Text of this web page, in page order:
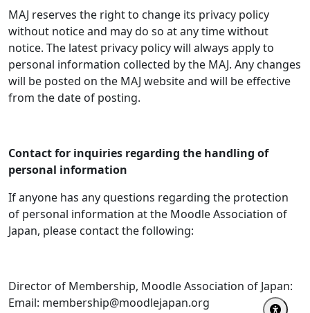
MAJ reserves the right to change its privacy policy
without notice and may do so at any time without
notice. The latest privacy policy will always apply to
personal information collected by the MAJ. Any changes
will be posted on the MAJ website and will be effective
from the date of posting.
Contact for inquiries regarding the handling of
personal information
If anyone has any questions regarding the protection
of personal information at the Moodle Association of
Japan, please contact the following:
Director of Membership, Moodle Association of Japan:
Email: membership@moodlejapan.org